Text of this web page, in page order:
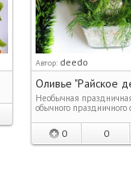
Автор: deedo
Оливье "Райское
Необычная
обычного праздничного
0 0